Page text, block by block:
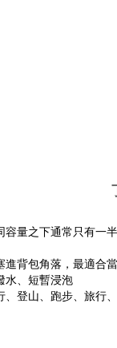
容量之下通常只有一
背包角落，最適合
水、短暫浸泡
登山、跑步、旅行